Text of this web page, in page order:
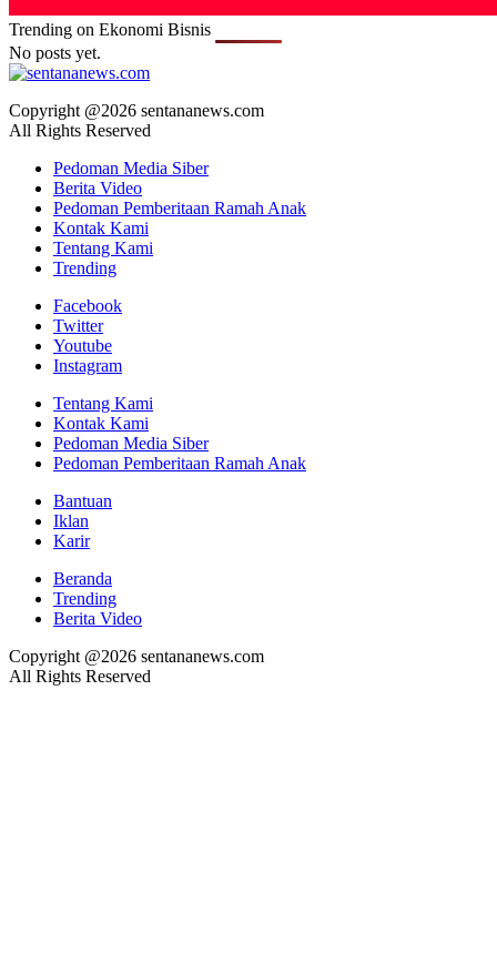
Trending on Ekonomi Bisnis
No posts yet.
Copyright @2026 sentananews.com
All Rights Reserved
Pedoman Media Siber
Berita Video
Pedoman Pemberitaan Ramah Anak
Kontak Kami
Tentang Kami
Trending
Facebook
Twitter
Youtube
Instagram
Tentang Kami
Kontak Kami
Pedoman Media Siber
Pedoman Pemberitaan Ramah Anak
Bantuan
Iklan
Karir
Beranda
Trending
Berita Video
Copyright @2026 sentananews.com
All Rights Reserved